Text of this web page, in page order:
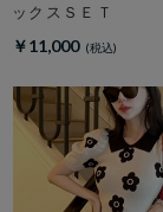
ックスＳＥＴ
￥11,000